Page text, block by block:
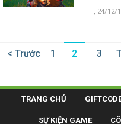
, 24/12/
< Trước 1 2 3
TRANG CHỦ
SỰ KIỆN GAME